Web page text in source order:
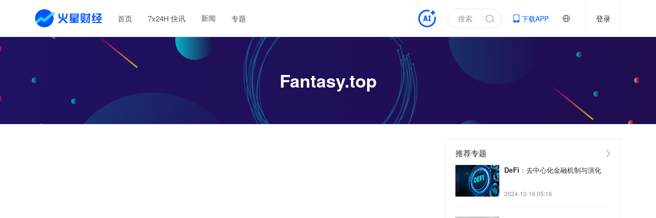
首页 7x24H 快讯 新闻 专题 下载APP 登录
Fantasy.top
推荐专题
DeFi：去中心化金融机制与演化
2024-12-16 05:16